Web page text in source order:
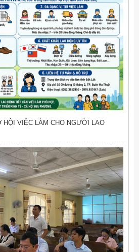
VIỆC LÀM CHO NGƯỜI LAO